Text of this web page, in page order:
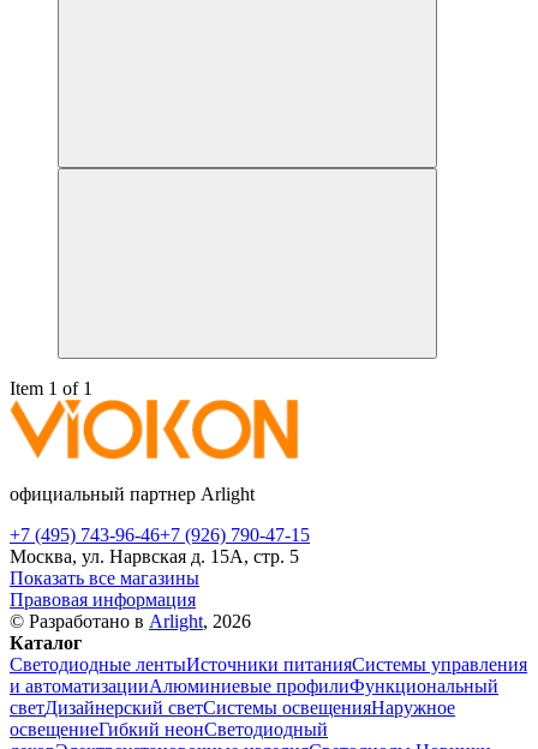
Item 1 of 1
официальный партнер Arlight
+7 (495) 743-96-46+7 (926) 790-47-15
Москва, ул. Нарвская д. 15А, стр. 5
Показать все магазины
Правовая информация
© Разработано в Arlight, 2026
Каталог
Светодиодные лентыИсточники питанияСистемы управления
и автоматизацииАлюминиевые профилиФункциональный
светДизайнерский светСистемы освещенияНаружное
освещениеГибкий неонСветодиодный